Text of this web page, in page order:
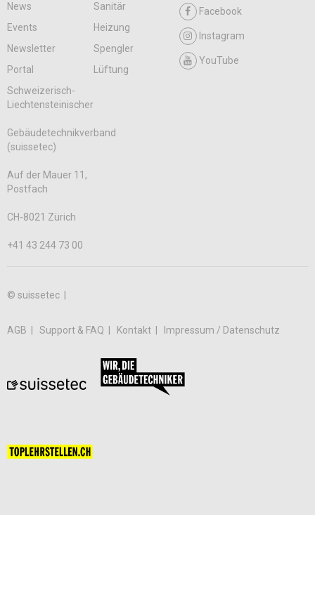
News
Sanitär
Events
Heizung
Newsletter
Spengler
Portal
Lüftung
Facebook
Instagram
YouTube
Schweizerisch-
Liechtensteinischer
Gebäudetechnikverband
(suissetec)
Auf der Mauer 11,
Postfach
CH-8021 Zürich
+41 43 244 73 00
© suissetec |
AGB Support & FAQ Kontakt Impressum / Datenschutz